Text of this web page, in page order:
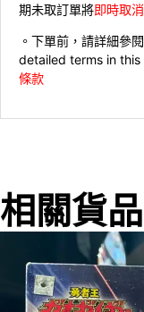
期未取訂單將即時取消
。下單前，請詳細參閱
detailed terms in this
條款
相關貨品